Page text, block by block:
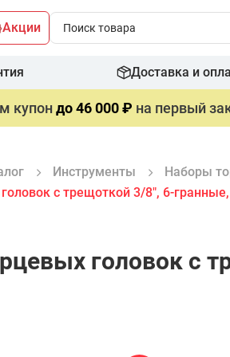
Акции
Доставка и
купондо 46 000 ₽ на первый
Инструменты
Наборы
с трещоткой 3/8", 6-
головок с